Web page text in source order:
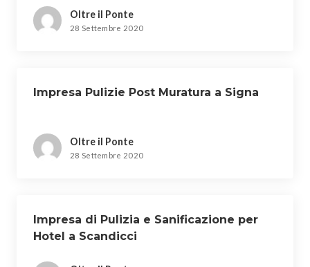
Oltre il Ponte
28 Settembre 2020
Impresa Pulizie Post Muratura a Signa
Oltre il Ponte
28 Settembre 2020
Impresa di Pulizia e Sanificazione per
Hotel a Scandicci